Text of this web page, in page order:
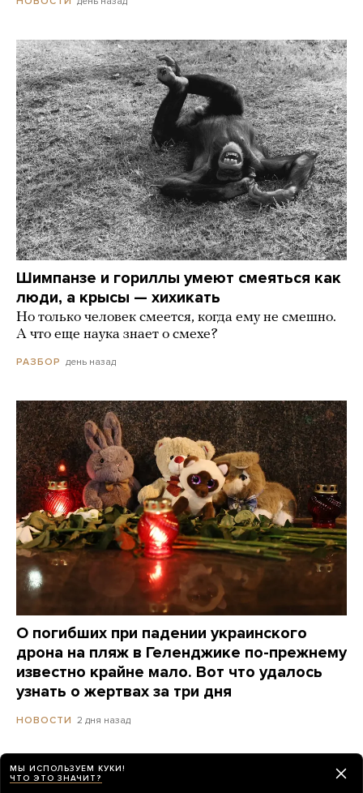
Шимпанзе и гориллы умеют смеяться как
люди, а крысы — хихикать
Но только человек смеется, когда ему не смешно.
А что еще наука знает о смехе?
РАЗБОР день назад
О погибших при падении украинского
дрона на пляж в Геленджике по-прежнему
известно крайне мало. Вот что удалось
узнать о жертвах за три дня
НОВОСТИ 2 дня назад
МЫ ИСПОЛЬЗУЕМ КУКИ!
ЧТО ЭТО ЗНАЧИТ?